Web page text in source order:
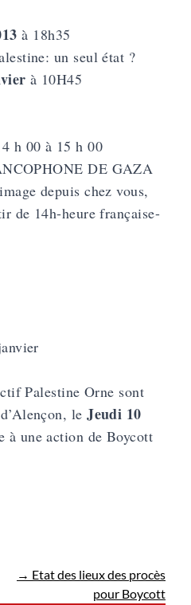
à 18h35
un seul état ?
à 10H45
h 00 à 15 h 00
DE GAZA
depuis chez vous,
de 14h-heure française-
Palestine Orne sont
le Jeudi 10
à une action de Boycott
→ Etat des lieux des procès
pour Boycott